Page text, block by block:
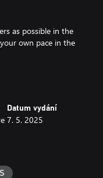
as possible in the
own pace in the
Datum vydání
7. 5. 2025